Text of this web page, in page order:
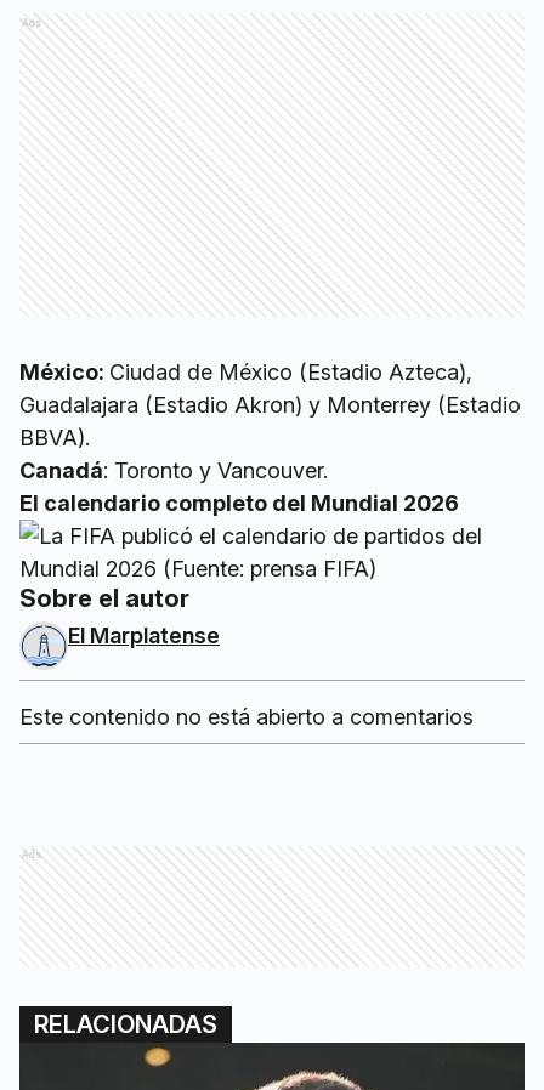
Ads
México: Ciudad de México (Estadio Azteca),
Guadalajara (Estadio Akron) y Monterrey (Estadio
BBVA).
Canadá: Toronto y Vancouver.
El calendario completo del Mundial 2026
Sobre el autor
El Marplatense
Este contenido no está abierto a comentarios
Ads
RELACIONADAS